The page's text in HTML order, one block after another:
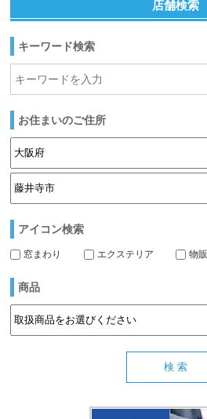
店舗検索
キーワード検索
お住まいのご住所
アイコン検索
窓まわり エクステリア 物販
商品